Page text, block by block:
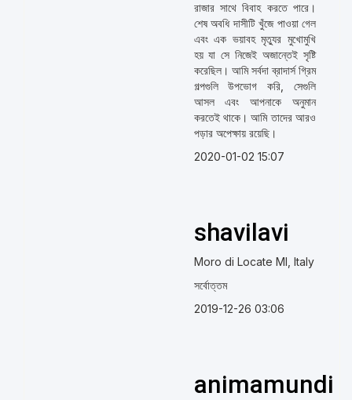
রাজার সাথে বিবাহ করতে পারে।
শেষ অবধি দাসীটি খুঁজে পাওয়া গেল
এবং এক ভয়াবহ মৃত্যুর মুখোমুখি
হয় যা সে নিজেই অজান্তেই সৃষ্টি
করেছিল। আমি সর্বদা ব্রাদার্স গ্রিম
গল্পগুলি উপভোগ করি, সেগুলি
আসল এবং আপনাকে অনুমান
করতেই থাকে। আমি তাদের আরও
পড়ার অপেক্ষায় রয়েছি।
2020-01-02 15:07
shavilavi
Moro di Locate MI, Italy
সর্বোত্তম
2019-12-26 03:06
animamundi